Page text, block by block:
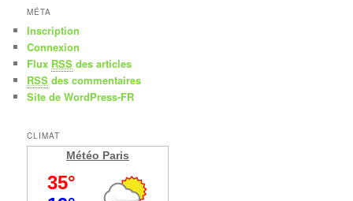
MÉTA
Inscription
Connexion
Flux RSS des articles
RSS des commentaires
Site de WordPress-FR
CLIMAT
Météo Paris